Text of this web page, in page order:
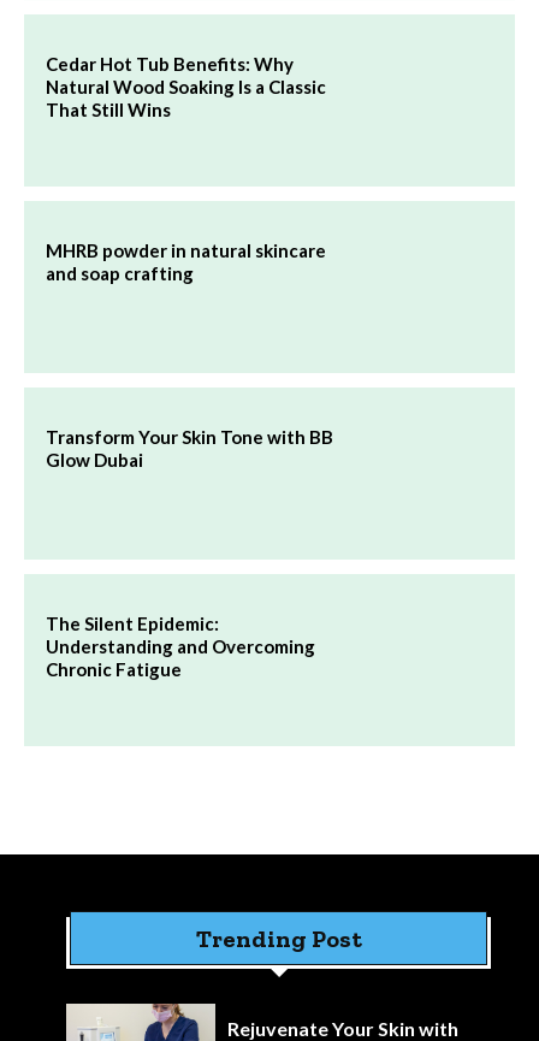
Cedar Hot Tub Benefits: Why
Natural Wood Soaking Is a Classic
That Still Wins
MHRB powder in natural skincare
and soap crafting
Transform Your Skin Tone with BB
Glow Dubai
The Silent Epidemic:
Understanding and Overcoming
Chronic Fatigue
Trending Post
Rejuvenate Your Skin with